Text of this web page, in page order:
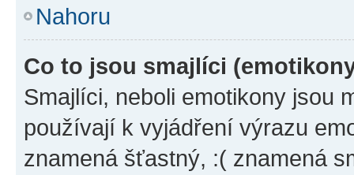
Nahoru
Co to jsou smajlíci
Smajlíci, neboli emotikony jsou
používají k vyjádření výrazu
znamená šťastný, :( znamená